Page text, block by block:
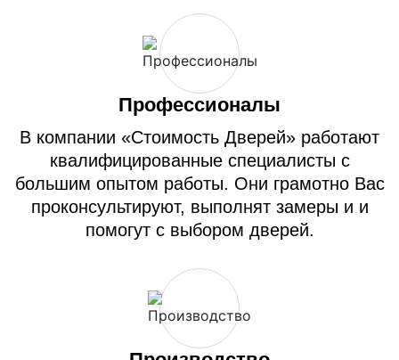
Профессионалы
В компании «Стоимость Дверей» работают
квалифицированные специалисты с
большим опытом работы. Они грамотно Вас
проконсультируют, выполнят замеры и и
помогут с выбором дверей.